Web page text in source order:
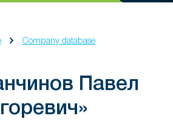
Company database
Павел